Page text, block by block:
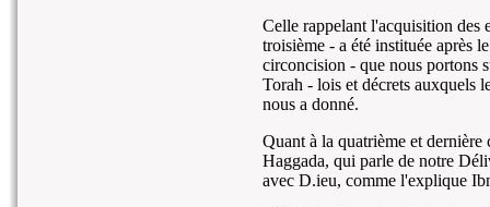
Celle rappelant l'acquisition des
troisième - a été instituée après
circoncision - que nous portons
Torah - lois et décrets auxquels
nous a donné.
Quant à la quatrième et dernière
Haggada, qui parle de notre
avec D.ieu, comme l'explique